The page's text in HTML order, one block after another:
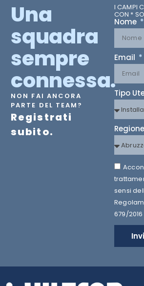
Una
squadra
sempre
connessa.
NON FAI ANCORA
PARTE DEL TEAM?
Registrati
subito.
I CAMPI
CON *
Nome
Email
Tipo
Regione
sensi
679/